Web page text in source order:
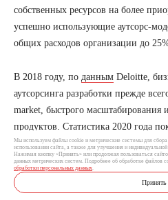
собственных ресурсов на более
успешно использующие аутсорс-
общих расходов организации до
В 2018 году, по данным Deloitte,
аутсорсинга разработки прежде
market, быстрого масштабирования
продуктов. Статистика 2020 года
сменились и теперь сокращение
ключевую роль. Согласноотчету
70% компаний применяют аутсорс-
оптимизации затрат, 40% –
Мы используем файлы cookie и метрические системы для сбора
использовании сайта, а также для улучшения и
Нажимая кнопку «Принять» или продолжая пользоваться
данных метрических систем. Подробнее об обработке файлов
обработки персональных данных.
Принять